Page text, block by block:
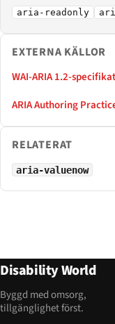
aria-readonly
EXTERNA KÄLLOR
WAI-ARIA 1.2-
ARIA Authoring
RELATERAT
aria-valuenow
Disability World
Byggd med omsorg,
tillgänglighet först.